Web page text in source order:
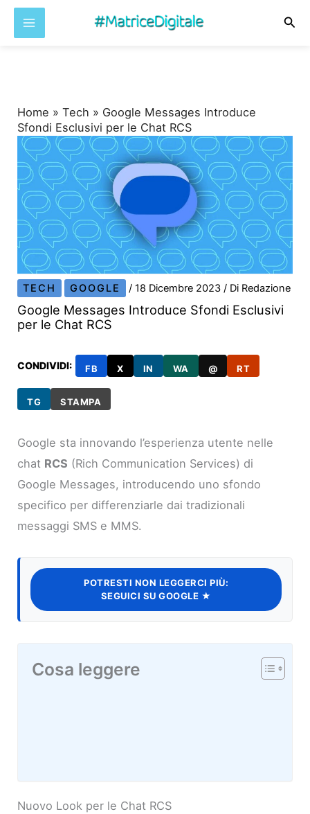
Home »Tech » Google Messages Introduce
Sfondi Esclusivi per le Chat RCS
TECH GOOGLE /18 Dicembre 2023/ Di Redazione
Google Messages Introduce Sfondi Esclusivi
per le Chat RCS
CONDIVIDI: FB X IN WA @ RT
TG STAMPA
Google sta innovando l’esperienza utente nelle
chat RCS (Rich Communication Services) di
Google Messages, introducendo uno sfondo
specifico per differenziarle dai tradizionali
messaggi SMS e MMS.
POTRESTI NON LEGGERCI PIÙ:
SEGUICI SU GOOGLE ★
Cosa leggere
Nuovo Look per le Chat RCS